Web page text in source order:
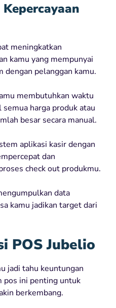
meningkatkan
kamu yang mempunyai
dengan pelanggan kamu.
membutuhkan waktu
harga produk atau
besar secara manual.
aplikasi kasir dengan
dan
check out produkmu.
data
kamu jadikan target dari
POS Jubelio
jadi tahu keuntungan
pos ini penting untuk
berkembang.